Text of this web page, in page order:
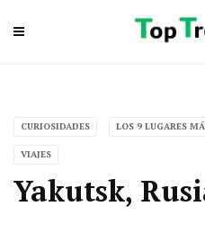
CURIOSIDADES LOS 9 LUGARES
VIAJES
Yakutsk,